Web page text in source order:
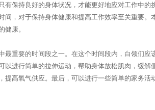
有保持良好的身体状况，才能更好地应对工作中的
间，对于保持身体健康和提高工作效率至关重要。
健康。
最重要的时间段之一。在这个时间段内，白领们应
以进行简单的拉伸运动，帮助身体放松肌肉，缓解
提高氧气供应。最后，可以进行一些简单的家务活